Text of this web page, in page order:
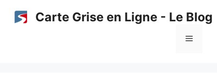
Carte Grise en Ligne - Le Blog
Menu